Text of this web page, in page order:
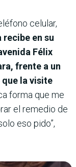
celular,
en su
Félix
frente a un
la visite
forma que me
el remedio de
eso pido”,